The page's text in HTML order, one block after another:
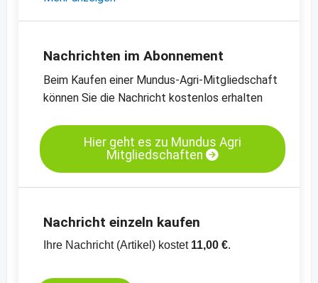
Handels
- Preischarts, Erntebilanzen und Import- und
Exportdaten
CBoT
-
Preischart Sojabohnen, getrocknet,
kurzfristige Termine, CBOT
Nachrichten im Abonnement
Beim Kaufen einer Mundus-Agri-Mitgliedschaft
können Sie die Nachricht kostenlos erhalten
Hier geht es zu Mundus Agri
Mitgliedschaften
Nachricht einzeln kaufen
Ihre Nachricht (Artikel) kostet 11,00 €.